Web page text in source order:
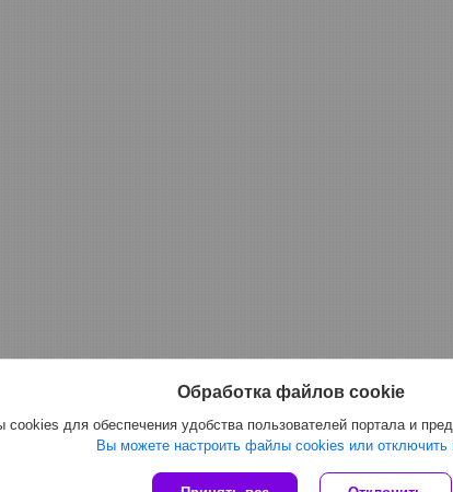
Обработка файлов cookie
для обеспечения удобства пользователей портала и
Вы можете настроить файлы cookies или отключить